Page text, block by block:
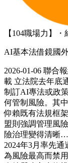
【104職場力】
AI基本法借鏡國
2026-01-06 聯合
載 立法院去年底
制訂AI專法或政
何管制風險。其
仰賴既有法規框
盟則強調管理風
險治理變得清晰
2024年3月率先
為風險最高而禁